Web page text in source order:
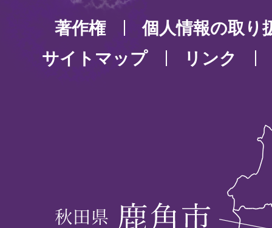
著作権
個人情報の取り
サイトマップ
リンク